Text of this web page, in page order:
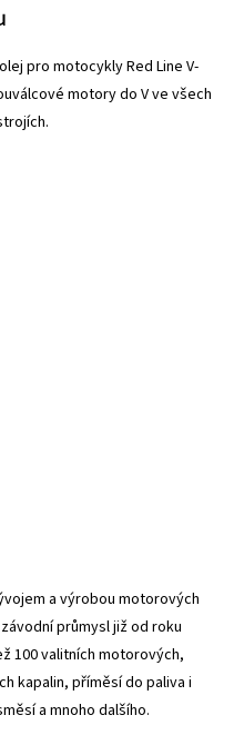
pro motocykly Red Line V-
motory do V ve všech
a výrobou motorových
průmysl již od roku
100 valitních motorových,
kapalin, příměsí do paliva i
a mnoho dalšího.